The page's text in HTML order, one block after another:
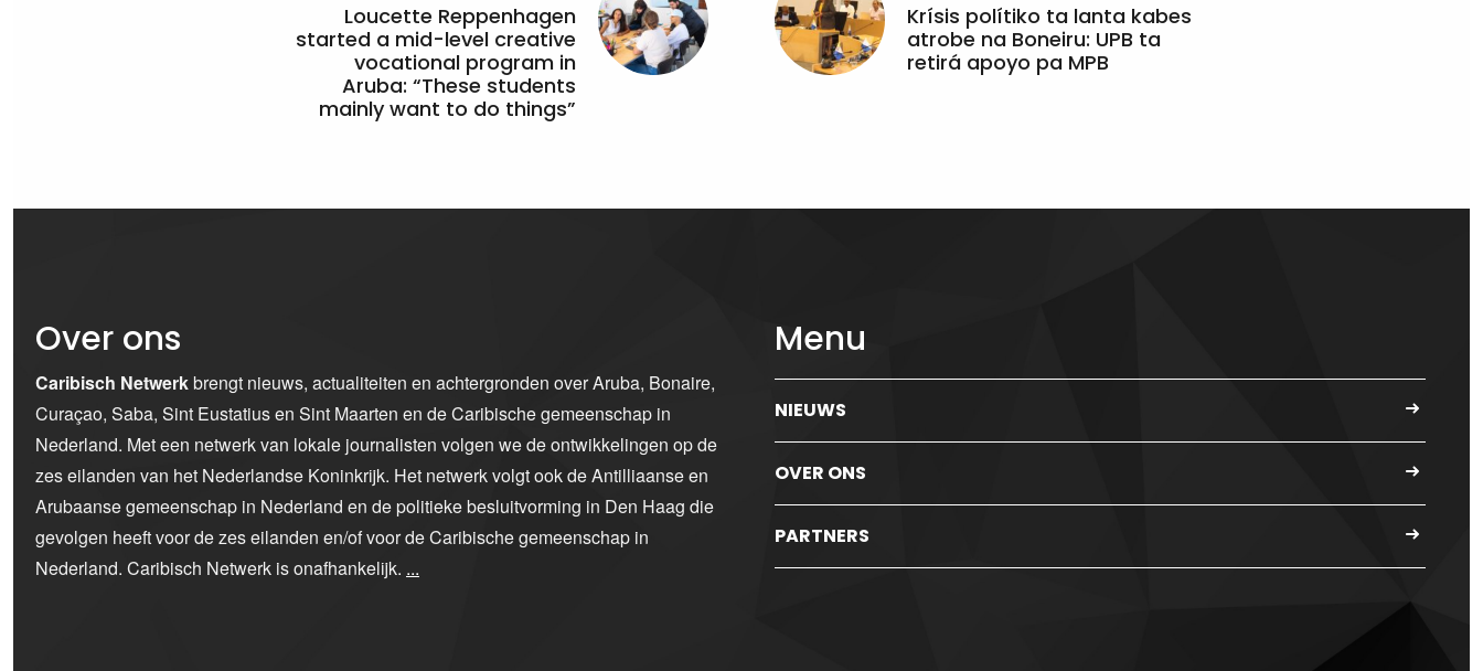
Loucette Reppenhagen
started a mid-level creative
vocational program in
Aruba: “These students
mainly want to do things”
Krísis polítiko ta lanta kabes
atrobe na Boneiru: UPB ta
retirá apoyo pa MPB
Over ons
Caribisch Netwerkbrengt nieuws, actualiteiten en achtergronden over Aruba, Bonaire,
Curaçao, Saba, Sint Eustatius en Sint Maarten en de Caribische gemeenschap in
Nederland. Met een netwerk van lokale journalisten volgen we de ontwikkelingen op de
zes eilanden van het Nederlandse Koninkrijk. Het netwerk volgt ook de Antilliaanse en
Arubaanse gemeenschap in Nederland en de politieke besluitvorming in Den Haag die
gevolgen heeft voor de zes eilanden en/of voor de Caribische gemeenschap in
Nederland. Caribisch Netwerk is onafhankelijk. ...
Menu
NIEUWS
OVER ONS
PARTNERS